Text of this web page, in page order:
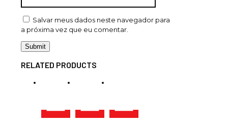
Salvar meus dados neste navegador para
a próxima vez que eu comentar.
RELATED PRODUCTS